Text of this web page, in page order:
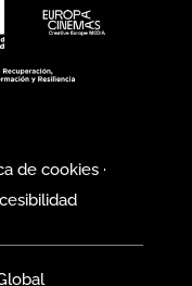
de cookies ·